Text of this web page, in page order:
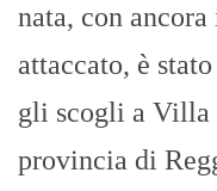
nata, con
attaccato, è
gli scogli a Villa
provincia di